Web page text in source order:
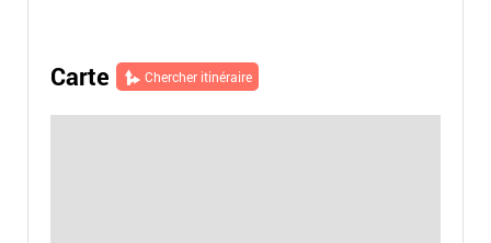
Carte Chercher itinéraire